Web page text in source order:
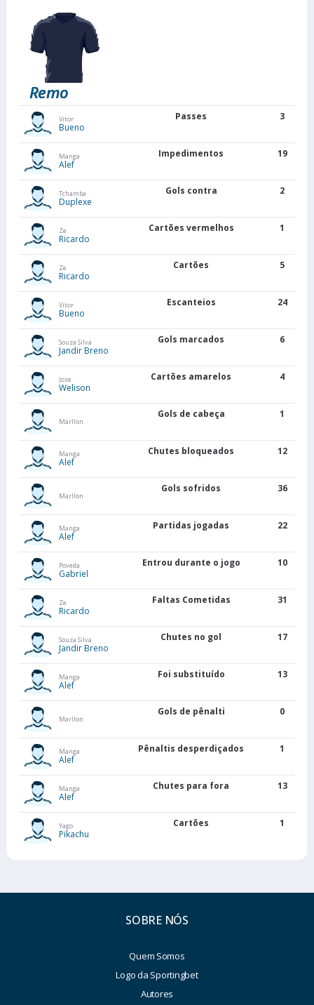
Remo
Vitor
Bueno
Passes 3
Manga
Alef
Impedimentos 19
Tchamba
Duplexe
Gols contra 2
Ze
Ricardo
Cartões vermelhos 1
Ze
Ricardo
Cartões 5
Vitor
Bueno
Escanteios 24
Souza Silva
Jandir Breno
Gols marcados 6
Jose
Welison
Cartões amarelos 4
Marllon
Gols de cabeça 1
Manga
Alef
Chutes bloqueados 12
Marllon
Gols sofridos 36
Manga
Alef
Partidas jogadas 22
Poveda
Gabriel
Entrou durante o jogo 10
Ze
Ricardo
Faltas Cometidas 31
Souza Silva
Jandir Breno
Chutes no gol 17
Manga
Alef
Foi substituído 13
Marllon
Gols de pênalti 0
Manga
Alef
Pênaltis desperdiçados 1
Manga
Alef
Chutes para fora 13
Yago
Pikachu
Cartões 1
SOBRE NÓS
Quem Somos
Logo da Sportingbet
Autores